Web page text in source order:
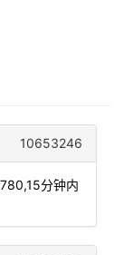
10653246
分钟内